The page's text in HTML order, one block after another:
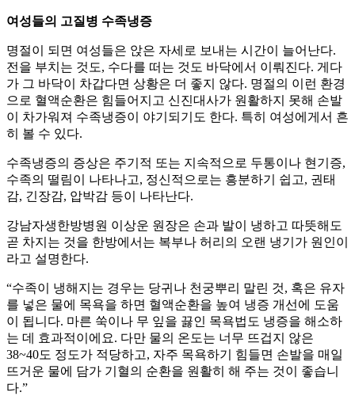
여성들의 고질병 수족냉증
명절이 되면 여성들은 앉은 자세로 보내는 시간이 늘어난다.
전을 부치는 것도, 수다를 떠는 것도 바닥에서 이뤄진다. 게다
가 그 바닥이 차갑다면 상황은 더 좋지 않다. 명절의 이런 환경
으로 혈액순환은 힘들어지고 신진대사가 원활하지 못해 손발
이 차가워져 수족냉증이 야기되기도 한다. 특히 여성에게서 흔
히 볼 수 있다.
수족냉증의 증상은 주기적 또는 지속적으로 두통이나 현기증,
수족의 떨림이 나타나고, 정신적으로는 흥분하기 쉽고, 권태
감, 긴장감, 압박감 등이 나타난다.
강남자생한방병원 이상운 원장은 손과 발이 냉하고 따뜻해도
곧 차지는 것을 한방에서는 복부나 허리의 오랜 냉기가 원인이
라고 설명한다.
“수족이 냉해지는 경우는 당귀나 천궁뿌리 말린 것, 혹은 유자
를 넣은 물에 목욕을 하면 혈액순환을 높여 냉증 개선에 도움
이 됩니다. 마른 쑥이나 무 잎을 끓인 목욕법도 냉증을 해소하
는 데 효과적이에요. 다만 물의 온도는 너무 뜨겁지 않은
38~40도 정도가 적당하고, 자주 목욕하기 힘들면 손발을 매일
뜨거운 물에 담가 기혈의 순환을 원활히 해 주는 것이 좋습니
다.”